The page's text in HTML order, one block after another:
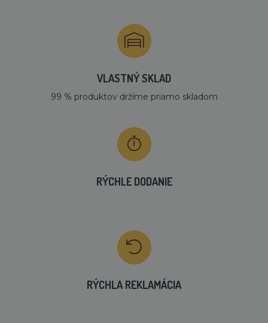
VLASTNÝ SKLAD
99 % produktov držíme priamo skladom
RÝCHLE DODANIE
RÝCHLA REKLAMÁCIA